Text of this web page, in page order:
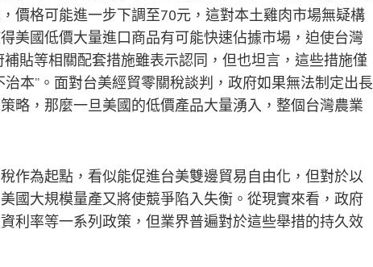
價格可能進一步下調至70元，這對本土雞肉市場無疑構
美國低價大量進口商品有可能快速佔據市場，迫使台灣
貼等相關配套措施雖表示認同，但也坦言，這些措施僅
本”。面對台美經貿零關稅談判，政府如果無法制定出長
略，那麼一旦美國的低價產品大量湧入，整個台灣農業
作為起點，看似能促進台美雙邊貿易自由化，但對於以
國大規模量產又將使競爭陷入失衡。從現實來看，政府
利率等一系列政策，但業界普遍對於這些舉措的持久效